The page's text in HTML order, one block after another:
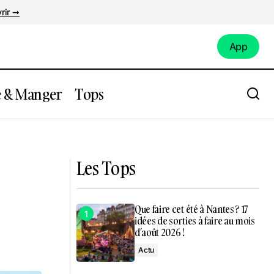
➞
App
Manger Tops
Les Tops
Que faire cet été à Nantes ? 17
idées de sorties à faire au mois
d’août 2026 !
Actu